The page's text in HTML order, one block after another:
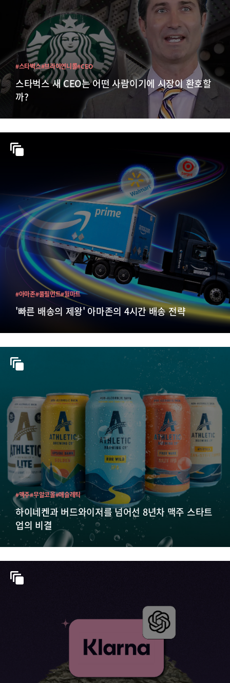
스타벅스 새 CEO는 어떤 사람이기에 시장이 환호할
까?
#스타벅스#브라이언니콜#CEO
'빠른 배송의 제왕' 아마존의 4시간 배송 전략
#아마존#풀필먼트#월마트
하이네켄과 버드와이저를 넘어선 8년차 맥주 스타트
업의 비결
#맥주#무알코올#애슬레틱